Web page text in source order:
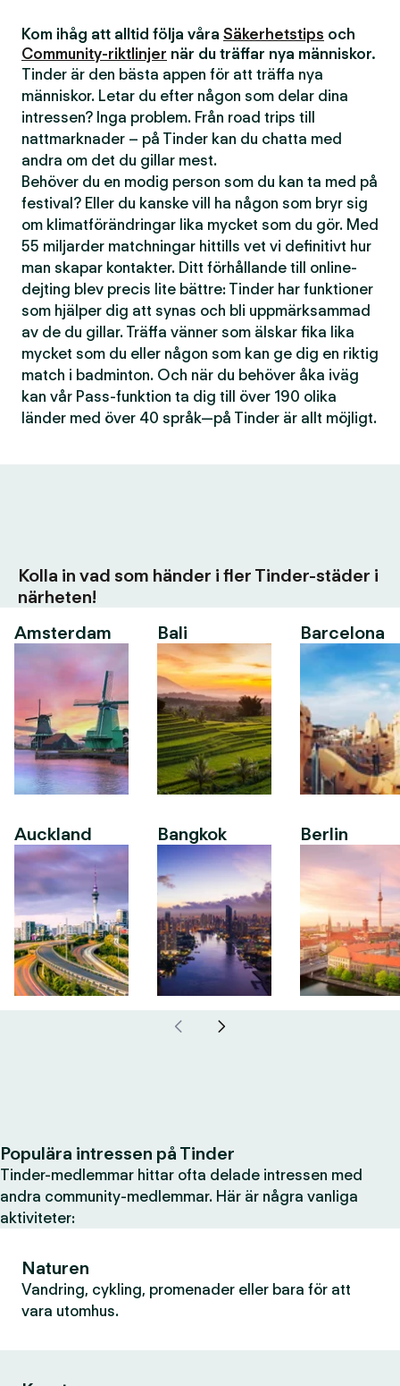
Kom ihåg att alltid följa våra Säkerhetstips och
Community-riktlinjer när du träffar nya människor.
Tinder är den bästa appen för att träffa nya
människor. Letar du efter någon som delar dina
intressen? Inga problem. Från road trips till
nattmarknader – på Tinder kan du chatta med
andra om det du gillar mest.
Behöver du en modig person som du kan ta med på
festival? Eller du kanske vill ha någon som bryr sig
om klimatförändringar lika mycket som du gör. Med
55 miljarder matchningar hittills vet vi definitivt hur
man skapar kontakter. Ditt förhållande till online-
dejting blev precis lite bättre: Tinder har funktioner
som hjälper dig att synas och bli uppmärksammad
av de du gillar. Träffa vänner som älskar fika lika
mycket som du eller någon som kan ge dig en riktig
match i badminton. Och när du behöver åka iväg
kan vår Pass-funktion ta dig till över 190 olika
länder med över 40 språk—på Tinder är allt möjligt.
Kolla in vad som händer i fler Tinder-städer i
närheten!
Amsterdam
Auckland
Bali
Bangkok
Barcelona
Berlin
Populära intressen på Tinder
Tinder-medlemmar hittar ofta delade intressen med
andra community-medlemmar. Här är några vanliga
aktiviteter:
Naturen
Vandring, cykling, promenader eller bara för att
vara utomhus.